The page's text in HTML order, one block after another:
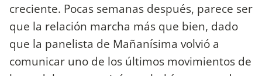
creciente. Pocas semanas después, parece ser
que la relación marcha más que bien, dado
que la panelista de Mañanísima volvió a
comunicar uno de los últimos movimientos de